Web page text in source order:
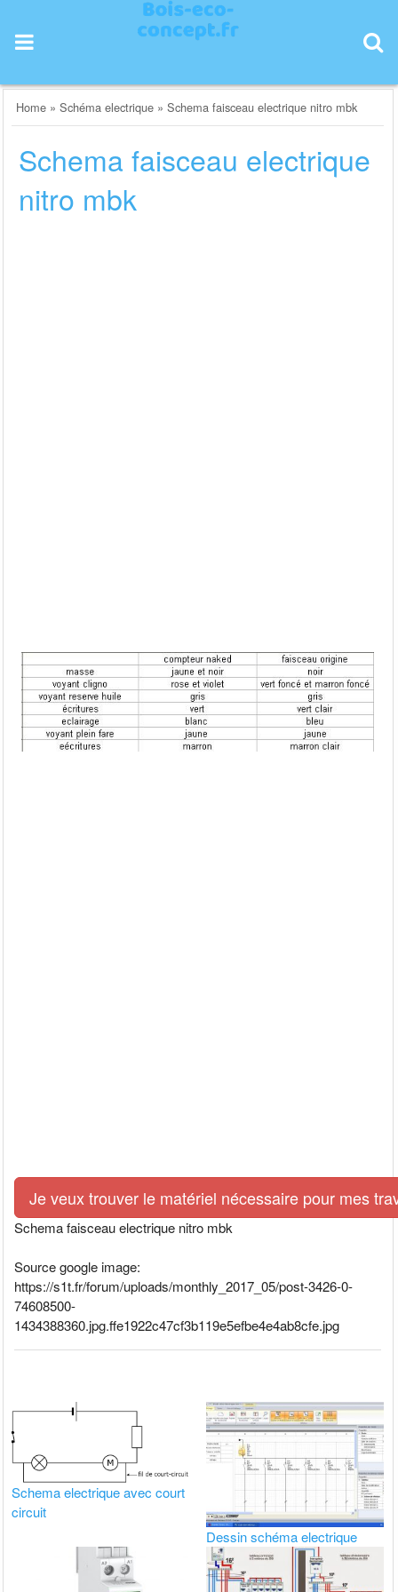
content
Home »Schéma electrique »Schema faisceau electrique nitro mbk
Schema faisceau electrique
nitro mbk
Je veux trouver le matériel nécessaire pour mes
Schema faisceau electrique nitro mbk
Source google image:
https://s1t.fr/forum/uploads/monthly_2017_05/post-3426-0-
74608500-
1434388360.jpg.ffe1922c47cf3b119e5efbe4e4ab8cfe.jpg
Schema electrique avec court
circuit
Dessin schéma electrique